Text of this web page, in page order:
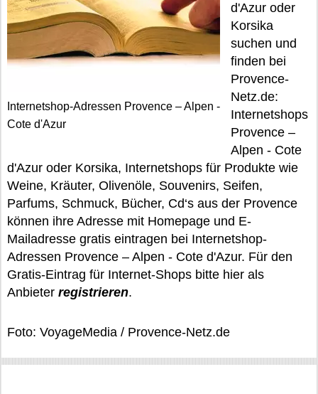
Internetshop-Adressen Provence – Alpen -
Cote d'Azur
d'Azur oder
Korsika
suchen und
finden bei
Provence-
Netz.de:
Internetshops
Provence –
Alpen - Cote
d'Azur oder Korsika, Internetshops für Produkte wie
Weine, Kräuter, Olivenöle, Souvenirs, Seifen,
Parfums, Schmuck, Bücher, Cd‘s aus der Provence
können ihre Adresse mit Homepage und E-
Mailadresse gratis eintragen bei Internetshop-
Adressen Provence – Alpen - Cote d'Azur. Für den
Gratis-Eintrag für Internet-Shops bitte hier als
Anbieter registrieren.
Foto: VoyageMedia / Provence-Netz.de